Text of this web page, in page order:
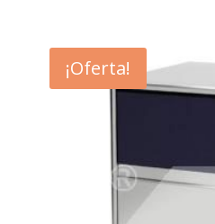
¡Oferta!